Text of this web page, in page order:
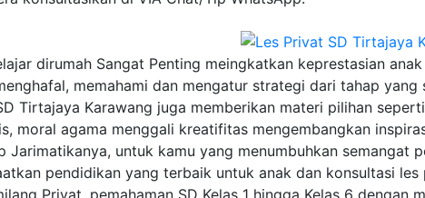
dirumah Sangat Penting meingkatkan keprestasian anak
memahami dan mengatur strategi dari tahap yang
Tirtajaya Karawang juga memberikan materi pilihan
moral agama menggali kreatifitas mengembangkan
Jarimatikanya, untuk kamu yang menumbuhkan semangat
pendidikan yang terbaik untuk anak dan konsultasi
Privat, pemahaman SD Kelas 1 hingga Kelas 6 dengan